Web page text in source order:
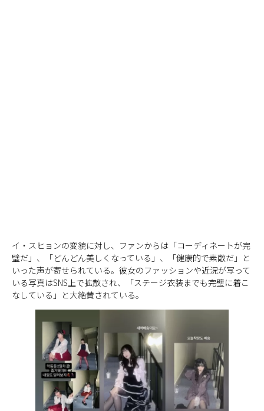
イ・スヒョンの変貌に対し、ファンからは「コーディネートが完
璧だ」、「どんどん美しくなっている」、「健康的で素敵だ」と
いった声が寄せられている。彼女のファッションや近況が写って
いる写真はSNS上で拡散され、「ステージ衣装までも完璧に着こ
なしている」と大絶賛されている。